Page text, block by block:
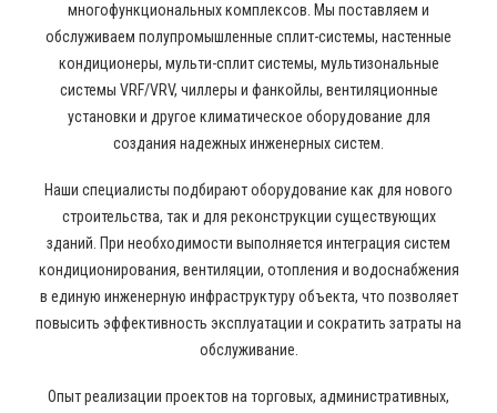
многофункциональных комплексов. Мы поставляем и
обслуживаем полупромышленные сплит-системы, настенные
кондиционеры, мульти-сплит системы, мультизональные
системы VRF/VRV, чиллеры и фанкойлы, вентиляционные
установки и другое климатическое оборудование для
создания надежных инженерных систем.
Наши специалисты подбирают оборудование как для нового
строительства, так и для реконструкции существующих
зданий. При необходимости выполняется интеграция систем
кондиционирования, вентиляции, отопления и водоснабжения
в единую инженерную инфраструктуру объекта, что позволяет
повысить эффективность эксплуатации и сократить затраты на
обслуживание.
Опыт реализации проектов на торговых, административных,